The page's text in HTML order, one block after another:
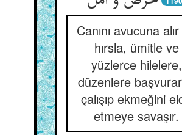
Canını avucuna
hırsla, ümitle ve
yüzlerce hilelere,
düzenlere
çalışıp ekmeğini
etmeye savaşır.